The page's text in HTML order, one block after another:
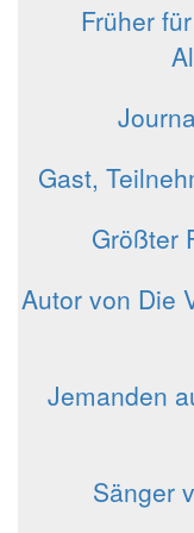
Früher
Gast,
Größter
Autor von Die
Jemanden
Sänger